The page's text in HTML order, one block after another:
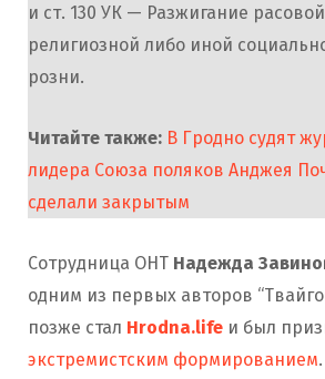
и ст. 130 УК — Разжигание
религиозной либо иной
розни.
Читайте также: В Гродно судят
лидера Союза поляков Анджея
сделали закрытым
Сотрудница ОНТ Надежда
одним из первых авторов
позже стал Hrodna.life и был
экстремистским формированием